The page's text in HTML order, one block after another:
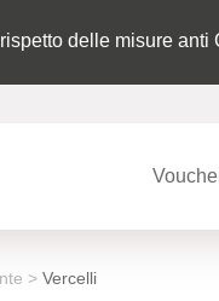
delle misure
> Vercelli